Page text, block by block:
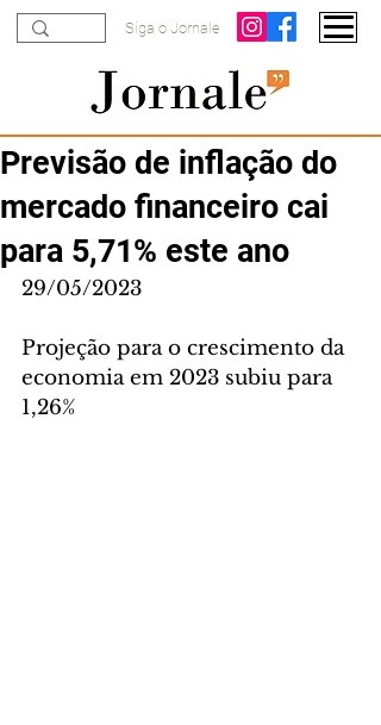
Siga o Jornale
Previsão de inflação do
mercado financeiro cai
para 5,71% este ano
29/05/2023
Projeção para o crescimento da
economia em 2023 subiu para
1,26%